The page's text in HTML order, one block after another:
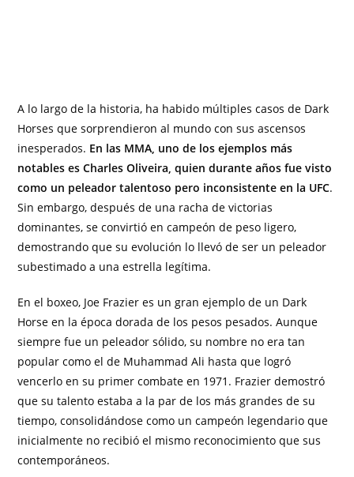
A lo largo de la historia, ha habido múltiples casos de Dark
Horses que sorprendieron al mundo con sus ascensos
inesperados. En las MMA, uno de los ejemplos más
notables es Charles Oliveira, quien durante años fue visto
como un peleador talentoso pero inconsistente en la UFC.
Sin embargo, después de una racha de victorias
dominantes, se convirtió en campeón de peso ligero,
demostrando que su evolución lo llevó de ser un peleador
subestimado a una estrella legítima.
En el boxeo, Joe Frazier es un gran ejemplo de un Dark
Horse en la época dorada de los pesos pesados. Aunque
siempre fue un peleador sólido, su nombre no era tan
popular como el de Muhammad Ali hasta que logró
vencerlo en su primer combate en 1971. Frazier demostró
que su talento estaba a la par de los más grandes de su
tiempo, consolidándose como un campeón legendario que
inicialmente no recibió el mismo reconocimiento que sus
contemporáneos.